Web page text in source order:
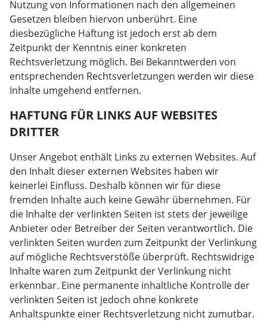
Nutzung von Informationen nach den allgemeinen
Gesetzen bleiben hiervon unberührt. Eine
diesbezügliche Haftung ist jedoch erst ab dem
Zeitpunkt der Kenntnis einer konkreten
Rechtsverletzung möglich. Bei Bekanntwerden von
entsprechenden Rechtsverletzungen werden wir diese
Inhalte umgehend entfernen.
HAFTUNG FÜR LINKS AUF WEBSITES
DRITTER
Unser Angebot enthält Links zu externen Websites. Auf
den Inhalt dieser externen Websites haben wir
keinerlei Einfluss. Deshalb können wir für diese
fremden Inhalte auch keine Gewähr übernehmen. Für
die Inhalte der verlinkten Seiten ist stets der jeweilige
Anbieter oder Betreiber der Seiten verantwortlich. Die
verlinkten Seiten wurden zum Zeitpunkt der Verlinkung
auf mögliche Rechtsverstöße überprüft. Rechtswidrige
Inhalte waren zum Zeitpunkt der Verlinkung nicht
erkennbar. Eine permanente inhaltliche Kontrolle der
verlinkten Seiten ist jedoch ohne konkrete
Anhaltspunkte einer Rechtsverletzung nicht zumutbar.